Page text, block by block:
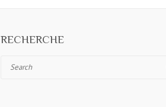
RECHERCHE